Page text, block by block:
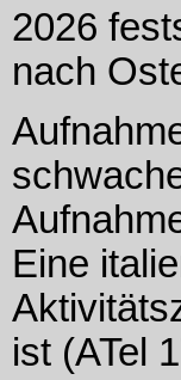
2026
nach
Eine
ist (ATel